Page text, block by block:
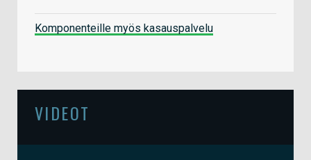
Komponenteille myös kasauspalvelu
VIDEOT